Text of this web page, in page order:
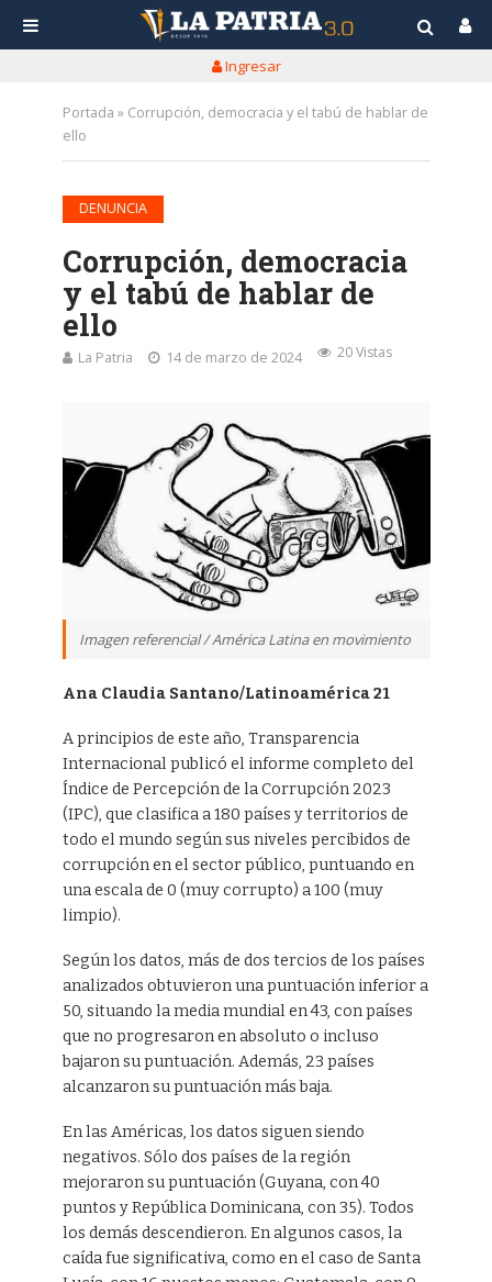
Ingresar
Portada » Corrupción, democracia y el tabú de hablar de
ello
DENUNCIA
Corrupción, democracia
y el tabú de hablar de
ello
La Patria 14 de marzo de 2024 20 Vistas
Imagen referencial / América Latina en movimiento
Ana Claudia Santano/Latinoamérica 21
A principios de este año, Transparencia
Internacional publicó el informe completo del
Índice de Percepción de la Corrupción 2023
(IPC), que clasifica a 180 países y territorios de
todo el mundo según sus niveles percibidos de
corrupción en el sector público, puntuando en
una escala de 0 (muy corrupto) a 100 (muy
limpio).
Según los datos, más de dos tercios de los países
analizados obtuvieron una puntuación inferior a
50, situando la media mundial en 43, con países
que no progresaron en absoluto o incluso
bajaron su puntuación. Además, 23 países
alcanzaron su puntuación más baja.
En las Américas, los datos siguen siendo
negativos. Sólo dos países de la región
mejoraron su puntuación (Guyana, con 40
puntos y República Dominicana, con 35). Todos
los demás descendieron. En algunos casos, la
caída fue significativa, como en el caso de Santa